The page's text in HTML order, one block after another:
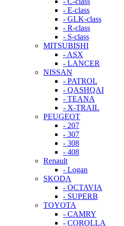
- E-class
- GLK-class
- R-class
- S-class
MITSUBISHI
- ASX
- LANCER
NISSAN
- PATROL
- QASHQAI
- TEANA
- X-TRAIL
PEUGEOT
- 207
- 307
- 308
- 408
Renault
- Logan
SKODA
- OCTAVIA
- SUPERB
TOYOTA
- CAMRY
- COROLLA